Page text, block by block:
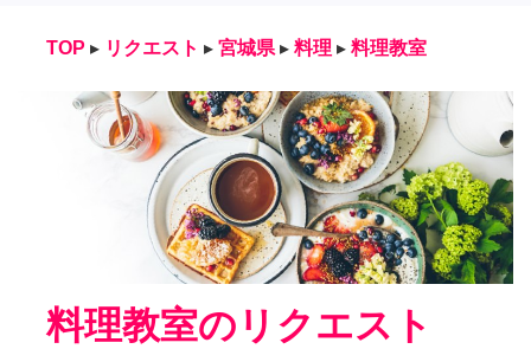
TOP ▸ リクエスト ▸ 宮城県 ▸ 料理 ▸ 料理教室
料理教室のリクエスト